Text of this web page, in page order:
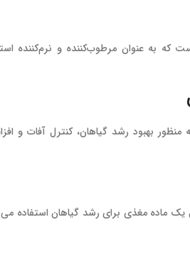
که به عنوان مرطوب‌کننده و نرم‌کننده
بهبود رشد گیاهان، کنترل آفات و
یک ماده مغذی برای رشد گیاهان استفاده